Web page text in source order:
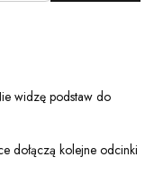
widzę podstaw do
dołączą kolejne odcinki